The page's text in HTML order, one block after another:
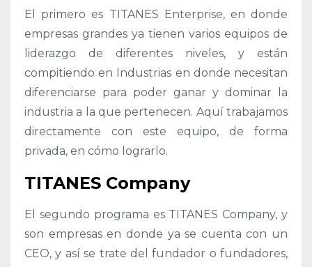
El primero es TITANES Enterprise, en donde
empresas grandes ya tienen varios equipos de
liderazgo de diferentes niveles, y están
compitiendo en Industrias en donde necesitan
diferenciarse para poder ganar y dominar la
industria a la que pertenecen. Aquí trabajamos
directamente con este equipo, de forma
privada, en cómo lograrlo.
TITANES Company
El segundo programa es TITANES Company, y
son empresas en donde ya se cuenta con un
CEO, y así se trate del fundador o fundadores,